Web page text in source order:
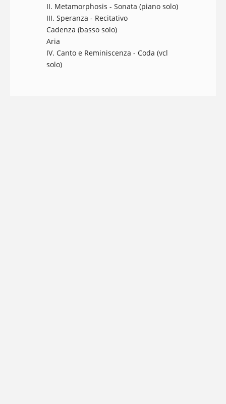
II. Metamorphosis - Sonata (piano solo)
III. Speranza - Recitativo
Cadenza (basso solo)
Aria
IV. Canto e Reminiscenza - Coda (vcl
solo)